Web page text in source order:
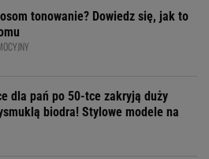
tonowanie? Dowiedz się, jak to
dla pań po 50-tce zakryją duży
biodra! Stylowe modele na